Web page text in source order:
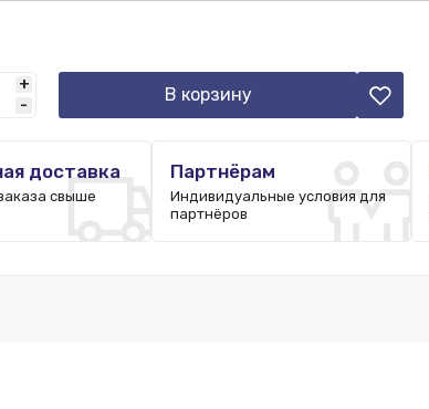
+
-
В корзину
доставка
свыше
Партнёрам
Индивидуальные условия для
партнёров